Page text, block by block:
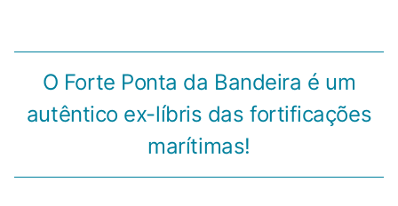
O Forte Ponta da Bandeira é um
autêntico ex-líbris das fortificações
marítimas!